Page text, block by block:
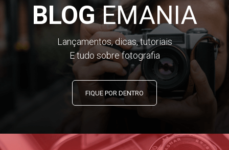
BLOGEMANIA
Lançamentos, dicas, tutoriais
E tudo sobre fotografia
FIQUE POR DENTRO